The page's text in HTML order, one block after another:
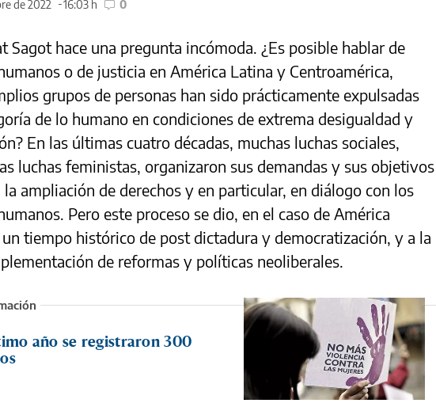
de 2022
16:03 h 0
Sagot hace una pregunta incómoda. ¿Es posible hablar de
o de justicia en América Latina y Centroamérica,
grupos de personas han sido prácticamente expulsadas
de lo humano en condiciones de extrema desigualdad y
En las últimas cuatro décadas, muchas luchas sociales,
luchas feministas, organizaron sus demandas y sus objetivos
ampliación de derechos y en particular, en diálogo con los
Pero este proceso se dio, en el caso de América
tiempo histórico de post dictadura y democratización, y a la
de reformas y políticas neoliberales.
año se registraron 300